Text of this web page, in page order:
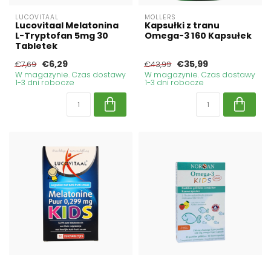
LUCOVITAAL
Lucovitaal Melatonina
L-Tryptofan 5mg 30
Tabletek
€7,69 €6,29
W magazynie. Czas dostawy
1-3 dni robocze
MOLLERS
Kapsułki z tranu
Omega-3 160 Kapsułek
€43,99 €35,99
W magazynie. Czas dostawy
1-3 dni robocze